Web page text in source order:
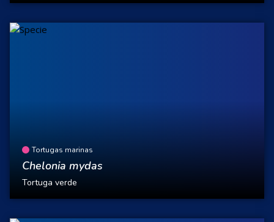
Tortugas marinas
Chelonia mydas
Tortuga verde